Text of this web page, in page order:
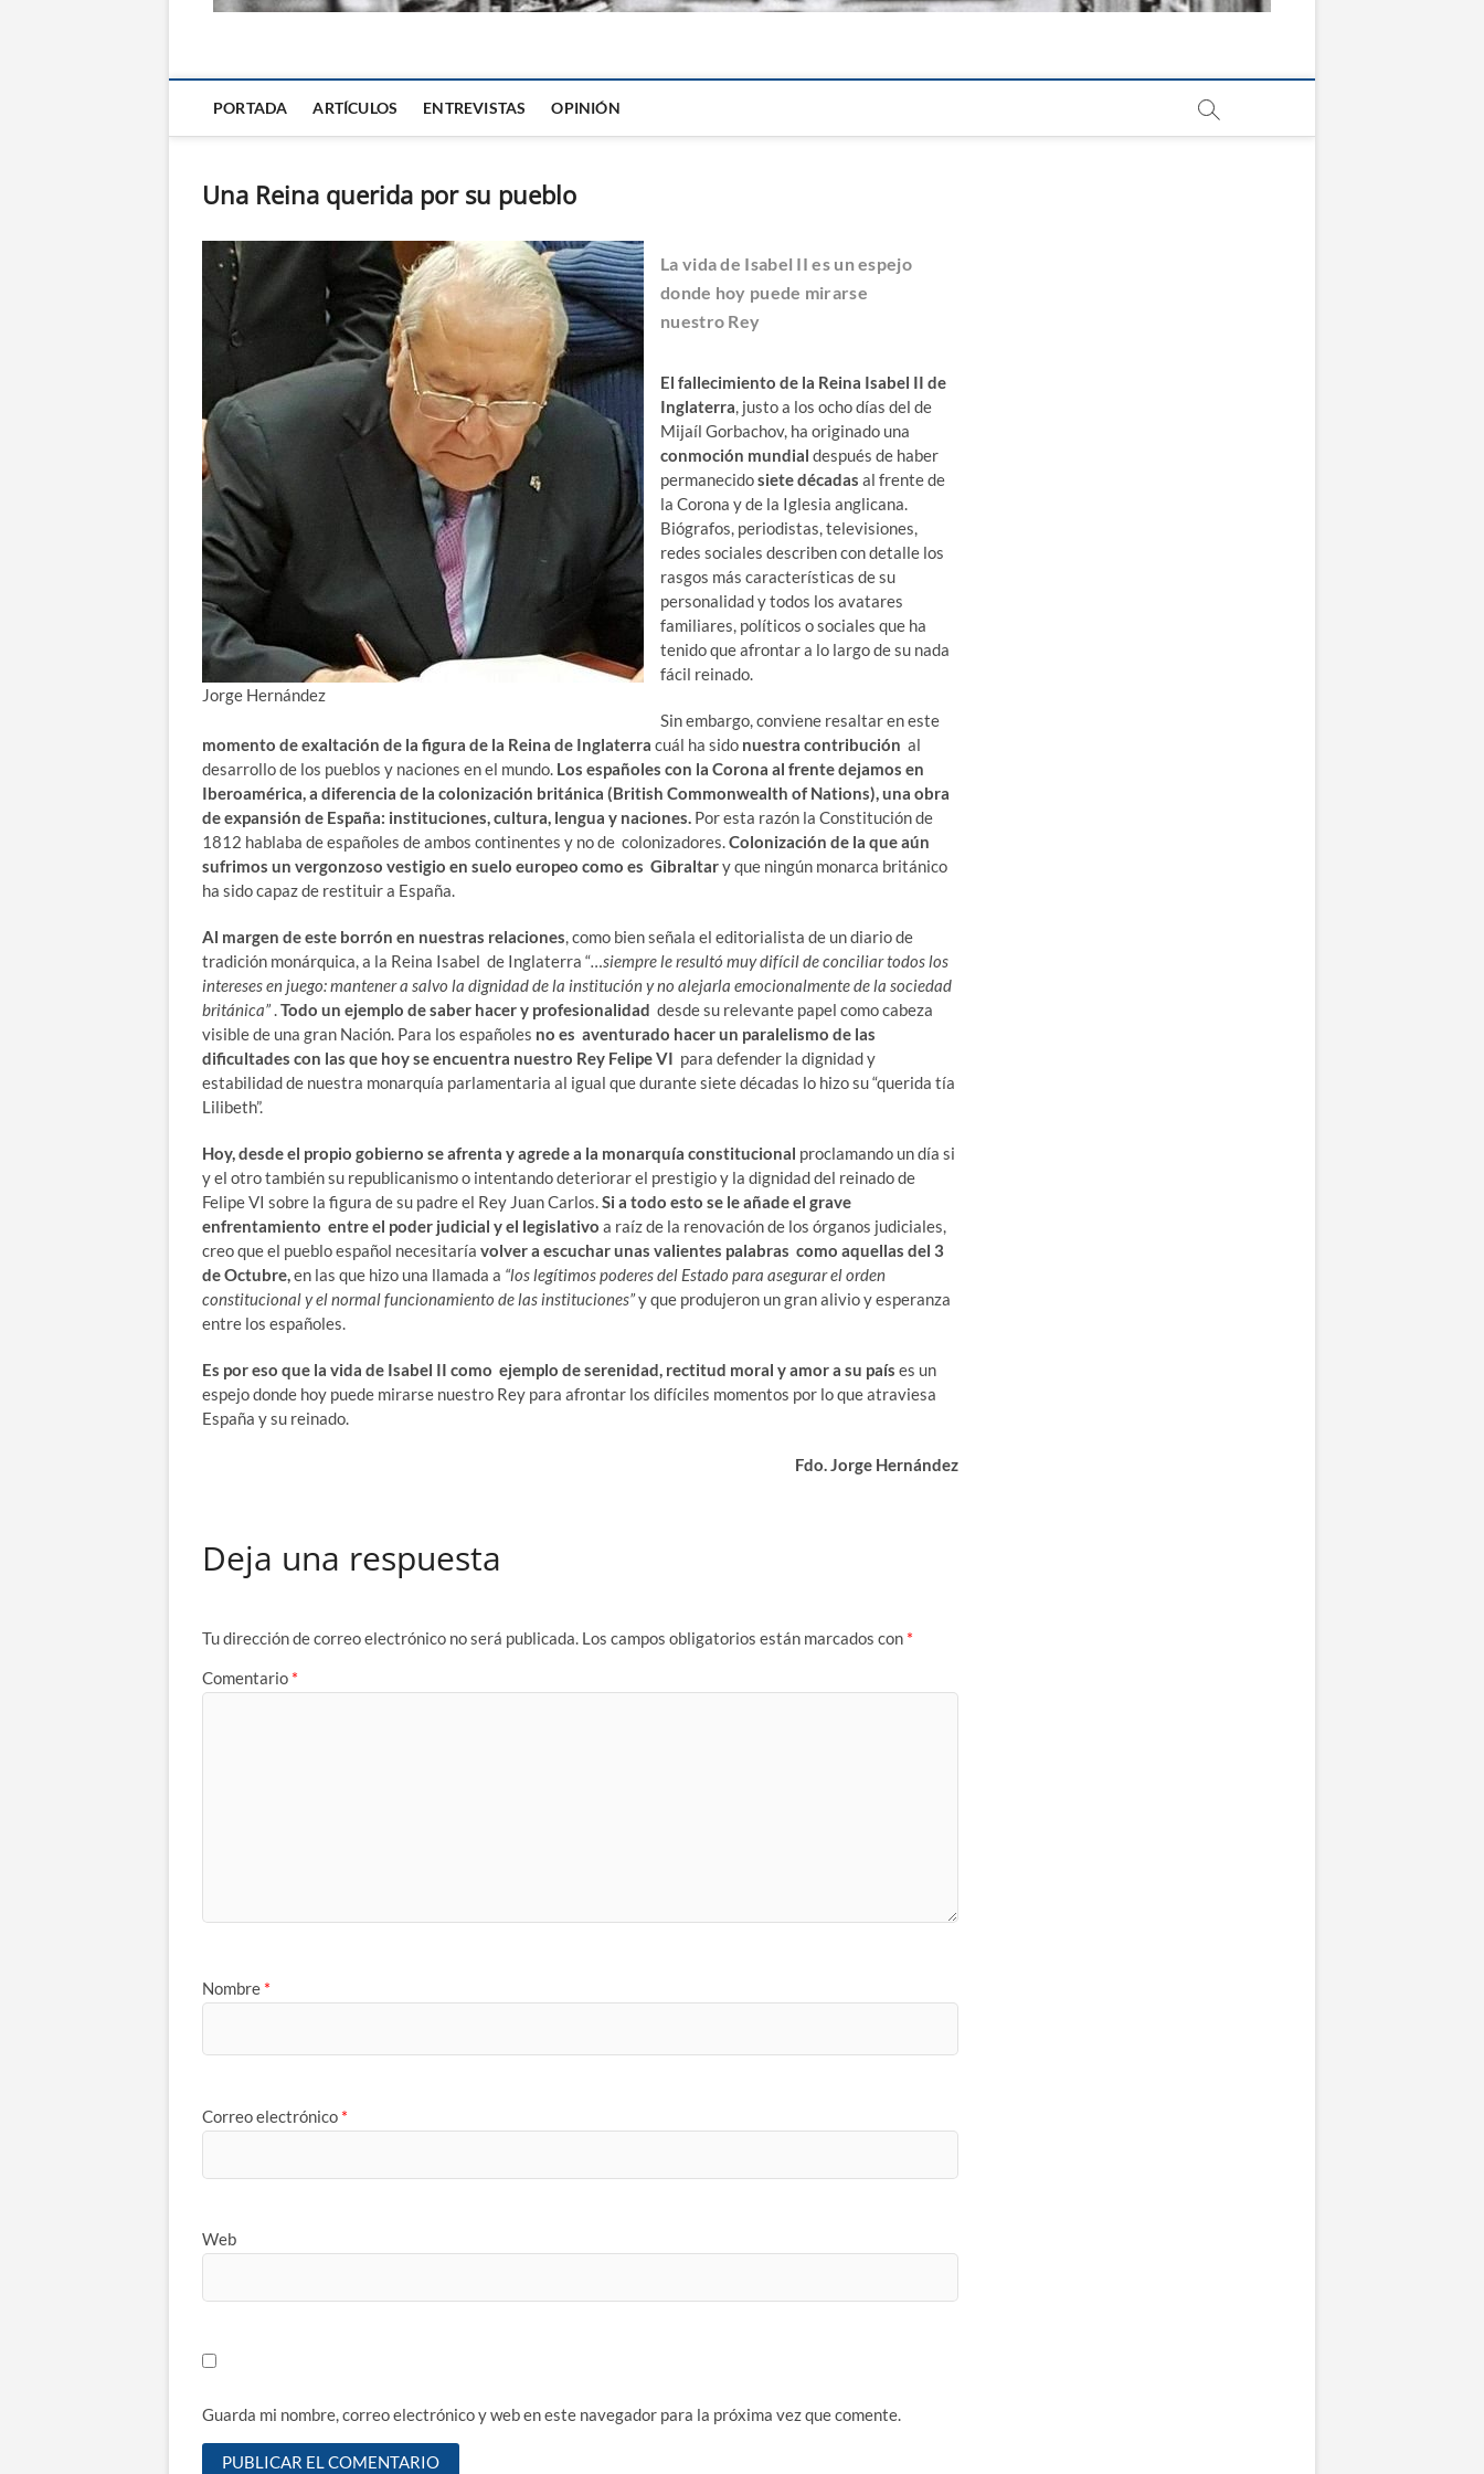
PORTADA ARTÍCULOS ENTREVISTAS OPINIÓN
Una Reina querida por su pueblo
Jorge Hernández
La vida de Isabel II es un espejo
donde hoy puede mirarse
nuestro Rey
El fallecimiento de la Reina Isabel II de
Inglaterra, justo a los ocho días del de
Mijaíl Gorbachov, ha originado una
conmoción mundial después de haber
permanecidosiete décadas al frente de
la Corona y de la Iglesia anglicana.
Biógrafos, periodistas, televisiones,
redes sociales describen con detalle los
rasgos más características de su
personalidad y todos los avatares
familiares, políticos o sociales que ha
tenido que afrontar a lo largo de su nada
fácil reinado.
Sin embargo, conviene resaltar en este
momento de exaltación de la figura de la Reina de Inglaterra cuál ha sido nuestra contribución al
desarrollo de los pueblos y naciones en el mundo. Los españoles con la Corona al frente dejamos en
Iberoamérica, a diferencia de la colonización británica (British Commonwealth of Nations), una obra
de expansión de España: instituciones, cultura, lengua y naciones. Por esta razón la Constitución de
1812 hablaba de españoles de ambos continentes y no de colonizadores.Colonización de la que aún
sufrimos un vergonzoso vestigio en suelo europeo como es Gibraltary que ningún monarca británico
ha sido capaz de restituir a España.
Al margen de este borrón en nuestras relaciones, como bien señala el editorialista de un diario de
tradición monárquica, a la Reina Isabel de Inglaterra “…siempre le resultó muy difícil de conciliar todos los
intereses en juego: mantener a salvo la dignidad de la institución y no alejarla emocionalmente de la sociedad
británica”.Todo un ejemplo de saber hacer y profesionalidad desde su relevante papel como cabeza
visible de una gran Nación. Para los españoles no es aventurado hacer un paralelismo de las
dificultades con las que hoy se encuentra nuestro Rey Felipe VI para defender la dignidad y
estabilidad de nuestra monarquía parlamentaria al igual que durante siete décadas lo hizo su “querida tía
Lilibeth”.
Hoy, desde el propio gobierno se afrenta y agrede a la monarquía constitucional proclamando un día si
y el otro también su republicanismo o intentando deteriorar el prestigio y la dignidad del reinado de
Felipe VI sobre la figura de su padre el Rey Juan Carlos.Si a todo esto se le añade el grave
enfrentamiento entre el poder judicial y el legislativo a raíz de la renovación de los órganos judiciales,
creo que el pueblo español necesitaría volver a escuchar unas valientes palabras como aquellas del 3
de Octubre,en las que hizo una llamada a “los legítimos poderes del Estado para asegurar el orden
constitucional y el normal funcionamiento de las instituciones”y que produjeron un gran alivio y esperanza
entre los españoles.
Es por eso que la vida de Isabel II como ejemplo de serenidad, rectitud moral y amor a su país es un
espejo donde hoy puede mirarse nuestro Rey para afrontar los difíciles momentos por lo que atraviesa
España y su reinado.
Fdo. Jorge Hernández
Deja una respuesta
Tu dirección de correo electrónico no será publicada. Los campos obligatorios están marcados con *
Comentario *
Nombre *
Correo electrónico *
Web
Guarda mi nombre, correo electrónico y web en este navegador para la próxima vez que comente.